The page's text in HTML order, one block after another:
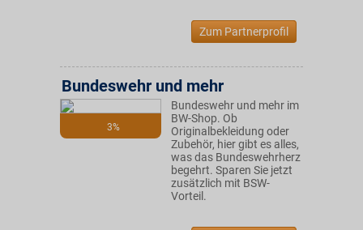
Zum Partnerprofil
3%
Bundeswehr und mehr
Bundeswehr und mehr im
BW-Shop. Ob
Originalbekleidung oder
Zubehör, hier gibt es alles,
was das Bundeswehrherz
begehrt. Sparen Sie jetzt
zusätzlich mit BSW-
Vorteil.